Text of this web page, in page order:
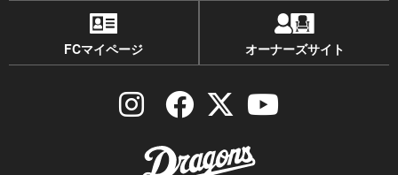
FCマイページ オーナーズサイト